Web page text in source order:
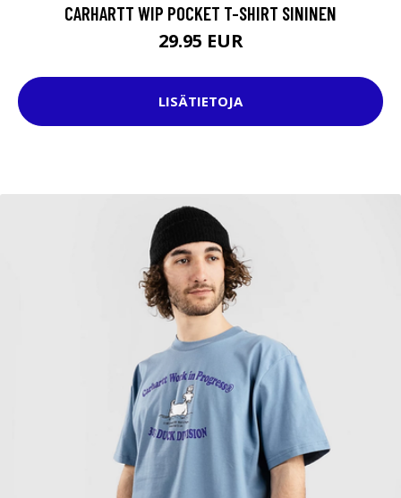
CARHARTT WIP POCKET T-SHIRT SININEN
29.95 EUR
LISÄTIETOJA